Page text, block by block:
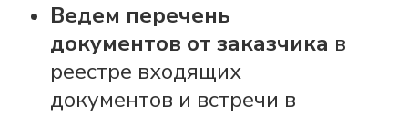
Ведем перечень
документов от заказчика в
реестре входящих
документов и встречи в